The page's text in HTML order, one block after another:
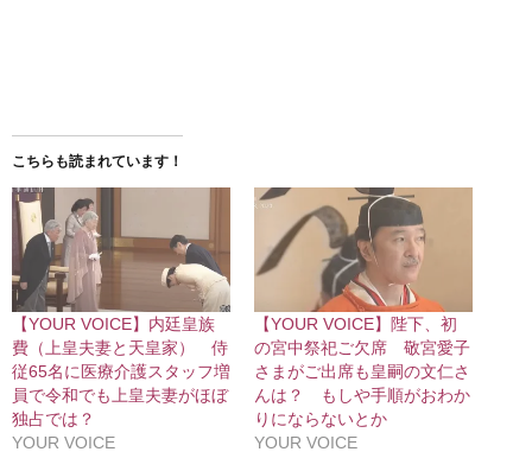
こちらも読まれています！
【YOUR VOICE】内廷皇族
費（上皇夫妻と天皇家） 侍
従65名に医療介護スタッフ増
員で令和でも上皇夫妻がほぼ
独占では？
YOUR VOICE
【YOUR VOICE】陛下、初
の宮中祭祀ご欠席 敬宮愛子
さまがご出席も皇嗣の文仁さ
んは？ もしや手順がおわか
りにならないとか
YOUR VOICE